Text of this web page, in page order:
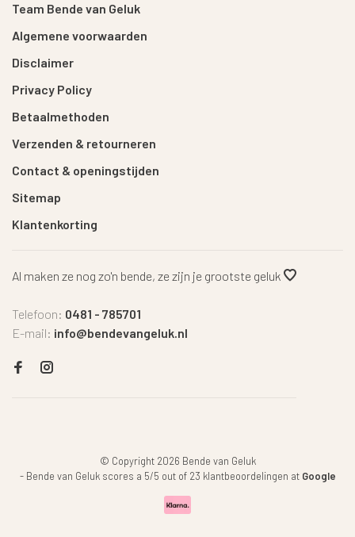
Team Bende van Geluk
Algemene voorwaarden
Disclaimer
Privacy Policy
Betaalmethoden
Verzenden & retourneren
Contact & openingstijden
Sitemap
Klantenkorting
Al maken ze nog zo'n bende, ze zijn je grootste geluk
Telefoon: 0481 - 785701
E-mail: info@bendevangeluk.nl
© Copyright 2026 Bende van Geluk
- Bende van Geluk scores a 5/5 out of 23 klantbeoordelingen at Google